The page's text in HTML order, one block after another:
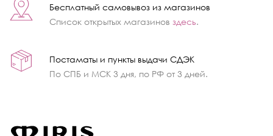
Бесплатный самовывоз из магазинов
Список открытых магазинов здесь.
Постаматы и пункты выдачи СДЭК
По СПБ и МСК 3 дня, по РФ от 3 дней.